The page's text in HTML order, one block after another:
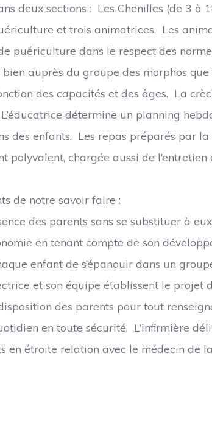
sections : Les Chenilles (de 3 à
et trois animatrices. Les
puériculture dans le respect des
auprès du groupe des morphos que
des capacités et des âges. La
détermine un planning
enfants. Les repas préparés par la
chargée aussi de
de notre savoir faire :
des parents sans se substituer à
en tenant compte de son
enfant de s’épanouir dans un
et son équipe établissent le projet
des parents pour tout
en toute sécurité. L’infirmière
en étroite relation avec le médecin de